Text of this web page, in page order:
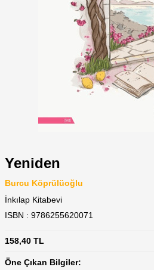
Yeniden
Burcu Köprülüoğlu
İnkılap Kitabevi
ISBN : 9786255620071
158,40 TL
Öne Çıkan Bilgiler: